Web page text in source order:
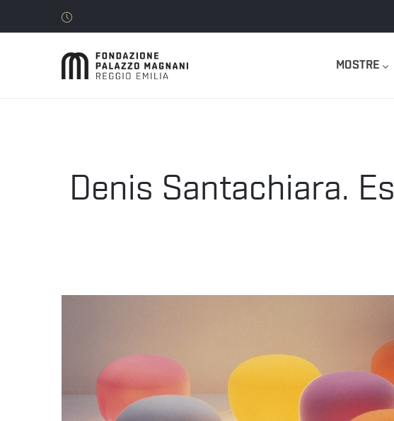
MOSTRE
Denis Santachiara.